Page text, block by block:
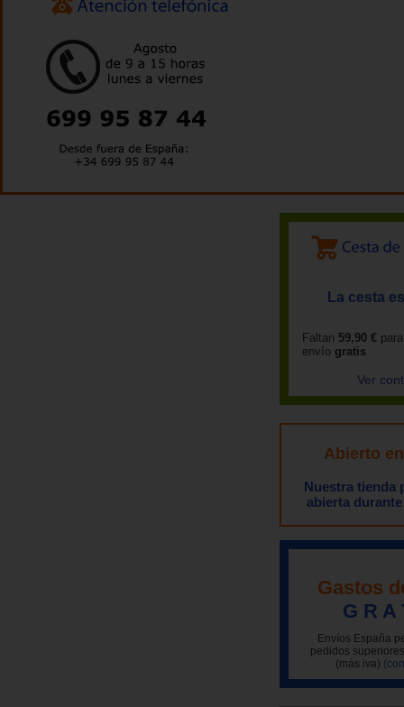
La cesta
Faltan 59,90 €
envío gratis
Ver
Abierto
Nuestra tienda
abierta
Gastos
G R A
Envíos España
pedidos
(más iva)